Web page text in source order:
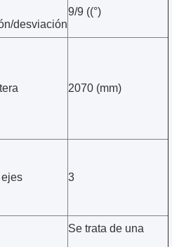
desviación
9/9 ((°)
2070 (mm)
ejes 3
Se trata de una